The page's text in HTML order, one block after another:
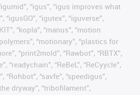
“igus”, “igus improves what
“igusGO”, “igutex”, “iguverse”,
“kopla”, “manus”, “motion
“motionary”, “plastics for
“print2mold”, “Rawbot”, “RBTX”,
“readychain”, “ReBeL”, “ReCyycle”,
“Rohbot”, “savfe”, “speedigus”,
dryway”, “tribofilament”,